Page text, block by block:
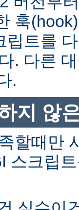
훅
립트를
. 다른
.
지 않
할때만
스크립